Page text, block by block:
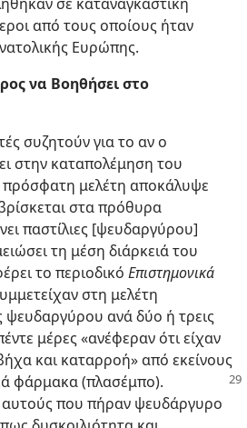
από τους οποίους ήταν
Ευρώπης.
να Βοηθήσει στο
συζητούν για το αν ο
στην καταπολέμηση του
μελέτη αποκάλυψε
στα πρόθυρα
παστίλιες [ψευδαργύρου]
τη μέση διάρκειά του
το περιοδικό Επιστημονικά
στη μελέτη
ψευδαργύρου ανά δύο ή τρεις
μέρες «ανέφεραν ότι είχαν
και καταρροή» από εκείνους
φάρμακα (πλασέμπο).
που πήραν ψευδάργυρο